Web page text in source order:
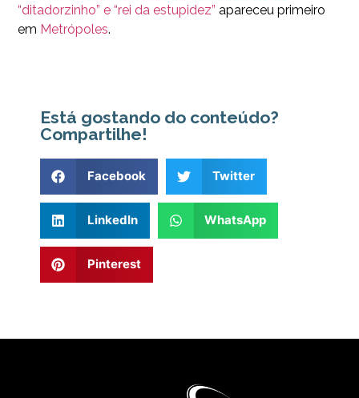
“ditadorzinho” e “rei da estupidez” apareceu primeiro
em Metrópoles.
Está gostando do conteúdo?
Compartilhe!
Facebook Twitter
LinkedIn WhatsApp
Pinterest